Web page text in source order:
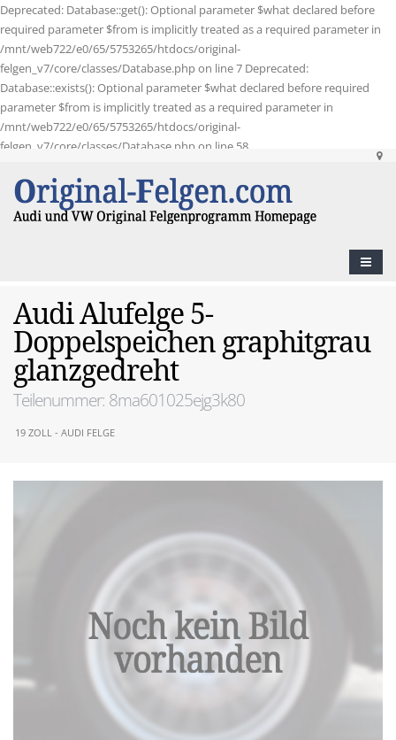
Deprecated: Database::get(): Optional parameter $what declared before
required parameter $from is implicitly treated as a required parameter in
/mnt/web722/e0/65/5753265/htdocs/original-
felgen_v7/core/classes/Database.php on line 7 Deprecated:
Database::exists(): Optional parameter $what declared before required
parameter $from is implicitly treated as a required parameter in
/mnt/web722/e0/65/5753265/htdocs/original-
felgen_v7/core/classes/Database.php on line 58
Audi Alufelge 5-
Doppelspeichen graphitgrau
glanzgedreht
Teilenummer: 8ma601025ejg3k80
19 ZOLL - AUDI FELGE